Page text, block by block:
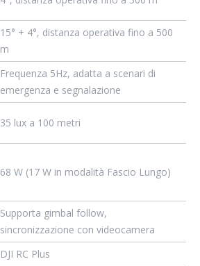
15° + 4°, distanza operativa fino a 500
m
Frequenza 5Hz, adatta a scenari di
emergenza e segnalazione
35 lux a 100 metri
68 W (17 W in modalità Fascio Lungo)
Supporta gimbal follow,
sincronizzazione con videocamera
DJI RC Plus